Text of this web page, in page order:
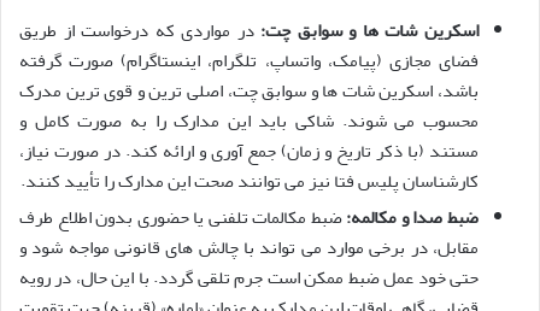
اسکرین شات ها و سوابق چت: در مواردی که درخواست از طریق
فضای مجازی (پیامک، واتساپ، تلگرام، اینستاگرام) صورت گرفته
باشد، اسکرین شات ها و سوابق چت، اصلی ترین و قوی ترین مدرک
محسوب می شوند. شاکی باید این مدارک را به صورت کامل و
مستند (با ذکر تاریخ و زمان) جمع آوری و ارائه کند. در صورت نیاز،
کارشناسان پلیس فتا نیز می توانند صحت این مدارک را تأیید کنند.
ضبط صدا و مکالمه:ضبط مکالمات تلفنی یا حضوری بدون اطلاع طرف
مقابل، در برخی موارد می تواند با چالش های قانونی مواجه شود و
حتی خود عمل ضبط ممکن است جرم تلقی گردد. با این حال، در رویه